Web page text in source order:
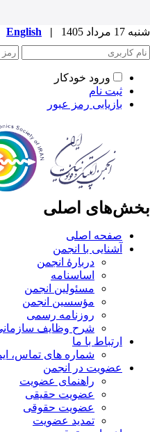
شنبه 17 مرداد 1405 |
English
ورود خودکار
ثبت نام
بازیابی رمز عبور
بخش‌های اصلی
صفحه اصلی
آشنایی با انجمن
دربارۀ انجمن
اساسنامه
مسئولین انجمن
مؤسسین انجمن
روزنامه رسمی
شرح وظایف سازمانی
ارتباط با ما
شماره های تماس،
عضویت در انجمن
راهنمای عضویت
عضویت حقیقی
عضویت حقوقی
تمدید عضویت